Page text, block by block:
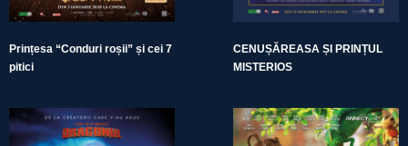
Prințesa “Conduri roșii” și cei 7
pitici
CENUȘĂREASA ȘI PRINȚUL
MISTERIOS